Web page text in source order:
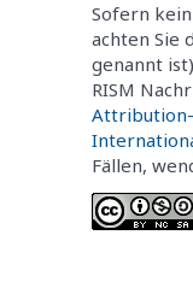
Sofern
achten Sie
genannt
RISM
Attribution-
Fällen,